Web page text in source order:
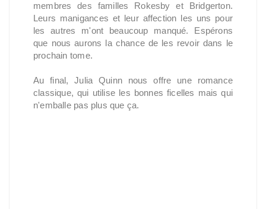
membres des familles Rokesby et Bridgerton.
Leurs manigances et leur affection les uns pour
les autres m'ont beaucoup manqué. Espérons
que nous aurons la chance de les revoir dans le
prochain tome.
Au final, Julia Quinn nous offre une romance
classique, qui utilise les bonnes ficelles mais qui
n'emballe pas plus que ça.